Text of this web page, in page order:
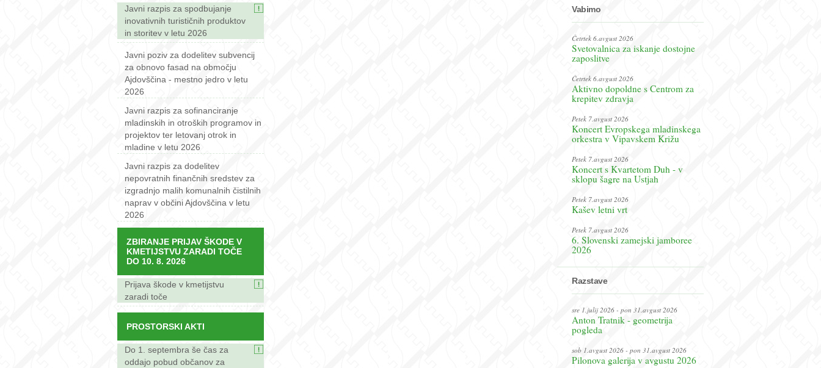
Javni razpis za spodbujanje
inovativnih turističnih produktov
in storitev v letu 2026
Javni poziv za dodelitev subvencij
za obnovo fasad na območju
Ajdovščina - mestno jedro v letu
2026
Javni razpis za sofinanciranje
mladinskih in otroških programov in
projektov ter letovanj otrok in
mladine v letu 2026
Javni razpis za dodelitev
nepovratnih finančnih sredstev za
izgradnjo malih komunalnih čistilnih
naprav v občini Ajdovščina v letu
2026
ZBIRANJE PRIJAV ŠKODE V
KMETIJSTVU ZARADI TOČE
DO 10. 8. 2026
Prijava škode v kmetijstvu
zaradi toče
PROSTORSKI AKTI
Do 1. septembra še čas za
oddajo pobud občanov za
Vabimo
Četrtek 6.avgust 2026
Svetovalnica za iskanje dostojne
zaposlitve
Četrtek 6.avgust 2026
Aktivno dopoldne s Centrom za
krepitev zdravja
Petek 7.avgust 2026
Koncert Evropskega mladinskega
orkestra v Vipavskem Križu
Petek 7.avgust 2026
Koncert s Kvartetom Duh - v
sklopu šagre na Ustjah
Petek 7.avgust 2026
Kašev letni vrt
Petek 7.avgust 2026
6. Slovenski zamejski jamboree
2026
Razstave
sre 1.julij 2026 - pon 31.avgust 2026
Anton Tratnik - geometrija
pogleda
sob 1.avgust 2026 - pon 31.avgust 2026
Pilonova galerija v avgustu 2026